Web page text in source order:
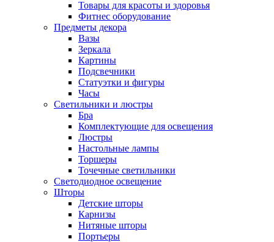
Товары для красоты и здоровья
Фитнес оборудование
Предметы декора
Вазы
Зеркала
Картины
Подсвечники
Статуэтки и фигуры
Часы
Светильники и люстры
Бра
Комплектующие для освещения
Люстры
Настольные лампы
Торшеры
Точечные светильники
Светодиодное освещение
Шторы
Детские шторы
Карнизы
Нитяные шторы
Портьеры